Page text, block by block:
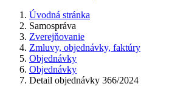
Úvodná stránka
Samospráva
Zverejňovanie
Zmluvy, objednávky, faktúry
Objednávky
Objednávky
Detail objednávky 366/2024